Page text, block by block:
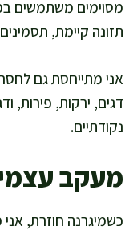
תזונה קיימת,
אני מתייחסת גם
דגים, ירקות, פירות,
נקודתיים.
מעקב
כשמיגרנה חוזרת,